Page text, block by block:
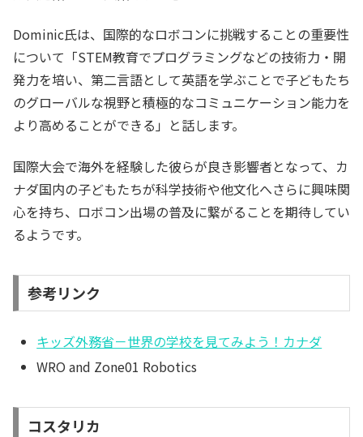
Dominic氏は、国際的なロボコンに挑戦することの重要性
について「STEM教育でプログラミングなどの技術力・開
発力を培い、第二言語として英語を学ぶことで子どもたち
のグローバルな視野と積極的なコミュニケーション能力を
より高めることができる」と話します。
国際大会で海外を経験した彼らが良き影響者となって、カ
ナダ国内の子どもたちが科学技術や他文化へさらに興味関
心を持ち、ロボコン出場の普及に繋がることを期待してい
るようです。
参考リンク
キッズ外務省－世界の学校を見てみよう！カナダ
WRO and Zone01 Robotics
コスタリカ